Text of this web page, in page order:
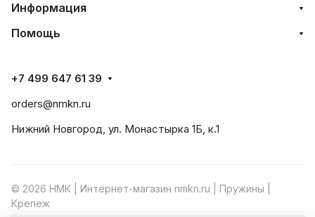
Информация
Помощь
+7 499 647 61 39
orders@nmkn.ru
Нижний Новгород, ул. Монастырка 1Б, к.1
© 2026 НМК | Интернет-магазин nmkn.ru | Пружины |
Крепеж